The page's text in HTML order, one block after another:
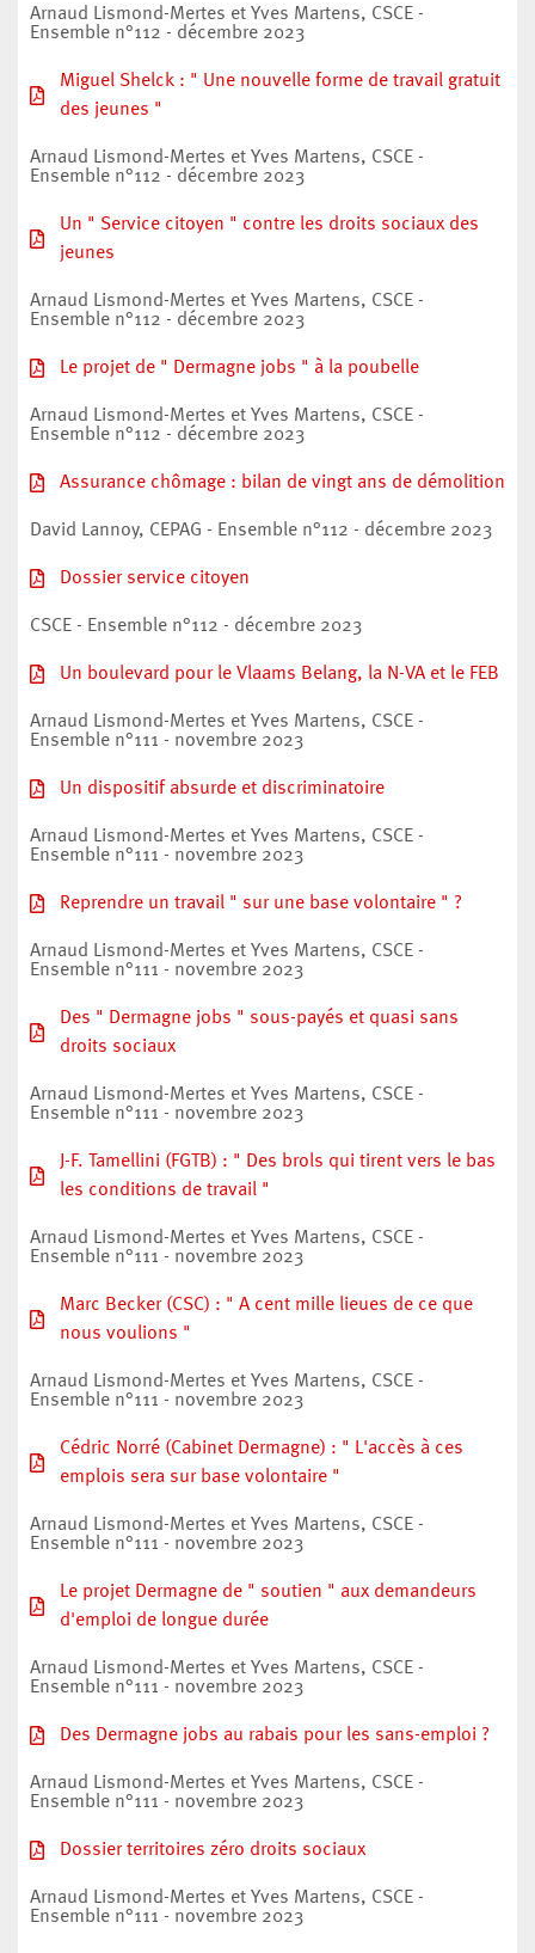
Arnaud Lismond-Mertes et Yves Martens, CSCE -
Ensemble n°112 - décembre 2023
Miguel Shelck : " Une nouvelle forme de travail gratuit
des jeunes "
Arnaud Lismond-Mertes et Yves Martens, CSCE -
Ensemble n°112 - décembre 2023
Un " Service citoyen " contre les droits sociaux des
jeunes
Arnaud Lismond-Mertes et Yves Martens, CSCE -
Ensemble n°112 - décembre 2023
Le projet de " Dermagne jobs " à la poubelle
Arnaud Lismond-Mertes et Yves Martens, CSCE -
Ensemble n°112 - décembre 2023
Assurance chômage : bilan de vingt ans de démolition
David Lannoy, CEPAG - Ensemble n°112 - décembre 2023
Dossier service citoyen
CSCE - Ensemble n°112 - décembre 2023
Un boulevard pour le Vlaams Belang, la N-VA et le FEB
Arnaud Lismond-Mertes et Yves Martens, CSCE -
Ensemble n°111 - novembre 2023
Un dispositif absurde et discriminatoire
Arnaud Lismond-Mertes et Yves Martens, CSCE -
Ensemble n°111 - novembre 2023
Reprendre un travail " sur une base volontaire " ?
Arnaud Lismond-Mertes et Yves Martens, CSCE -
Ensemble n°111 - novembre 2023
Des " Dermagne jobs " sous-payés et quasi sans
droits sociaux
Arnaud Lismond-Mertes et Yves Martens, CSCE -
Ensemble n°111 - novembre 2023
J-F. Tamellini (FGTB) : " Des brols qui tirent vers le bas
les conditions de travail "
Arnaud Lismond-Mertes et Yves Martens, CSCE -
Ensemble n°111 - novembre 2023
Marc Becker (CSC) : " A cent mille lieues de ce que
nous voulions "
Arnaud Lismond-Mertes et Yves Martens, CSCE -
Ensemble n°111 - novembre 2023
Cédric Norré (Cabinet Dermagne) : " L'accès à ces
emplois sera sur base volontaire "
Arnaud Lismond-Mertes et Yves Martens, CSCE -
Ensemble n°111 - novembre 2023
Le projet Dermagne de " soutien " aux demandeurs
d'emploi de longue durée
Arnaud Lismond-Mertes et Yves Martens, CSCE -
Ensemble n°111 - novembre 2023
Des Dermagne jobs au rabais pour les sans-emploi ?
Arnaud Lismond-Mertes et Yves Martens, CSCE -
Ensemble n°111 - novembre 2023
Dossier territoires zéro droits sociaux
Arnaud Lismond-Mertes et Yves Martens, CSCE -
Ensemble n°111 - novembre 2023